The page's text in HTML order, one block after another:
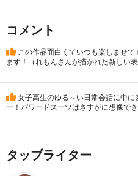
コメント
この作品面白くていつも楽しませ
ます！（れもんさんが描かれた新しい表
女子高生のゆる～い日常会話に中
ー！パワードスーツはさすがに想像で
タップライター